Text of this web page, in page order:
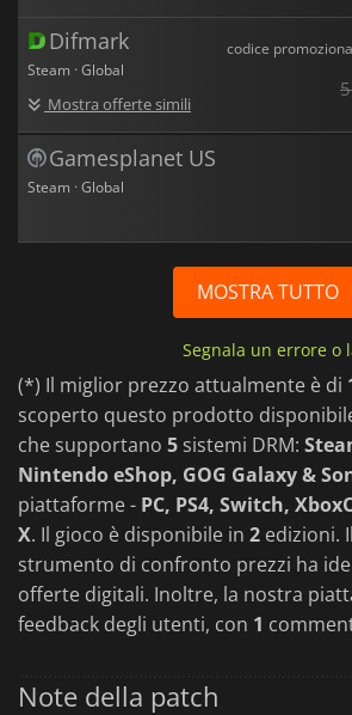
Difmark
Steam · Global
Mostra offerte simili
codice
Gamesplanet US
Steam · Global
MOSTRA TUTTO
Segnala un errore o
(*) Il miglior prezzo attualmente è di
scoperto questo prodotto
che supportano 5 sistemi DRM:
Nintendo eShop, GOG Galaxy &
piattaforme - PC, PS4, Switch,
X. Il gioco è disponibile in 2 edizioni.
strumento di confronto prezzi ha
offerte digitali. Inoltre, la nostra
feedback degli utenti, con 1
Note della patch